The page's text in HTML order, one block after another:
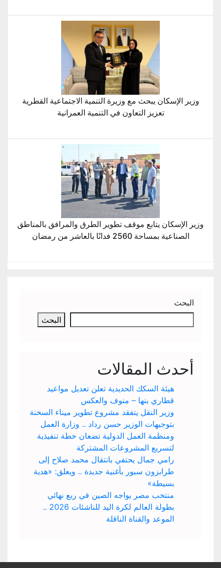
وزير الإسكان يبحث مع وزيرة التنمية الاجتماعية القطرية
تعزيز التعاون في التنمية العمرانية
وزير الإسكان يتابع موقف تطوير الطرق والمرافق بالمناطق
الصناعية بمساحة 2560 فدانًا بالعاشر من رمضان
البحث
البحث
أحدث المقالات
هيئة السكك الحديدية تعلن تعديل مواعيد
قطاري بنها – منوف والعكس
وزير النقل يتفقد مشروع تطوير ميناء السخنة
بتوجيهات الوزير حسن رداد .. وزارة العمل
ومنظمة العمل الدولية تضعان خطة تنفيذية
لتسريع المشروعات المشتركة
رامي جمال يحتفي بانتقال محمد صلاح إلى
طرابزون سبور بأغنية جديدة .. ويعلق: «هدية
بسيطة»
منتخب مصر يواجه الصين في ربع نهائي
بطولة العالم لكرة اليد للناشئات 2026 ..
الموعد والقناة الناقلة